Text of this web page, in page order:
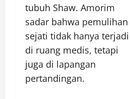
tubuh Shaw. Amorim
sadar bahwa pemulihan
sejati tidak hanya terjadi
di ruang medis, tetapi
juga di lapangan
pertandingan.